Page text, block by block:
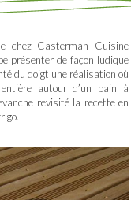
chez Casterman Cuisine
présenter de façon ludique
du doigt une réalisation où
autour d’un pain à
revisité la recette en